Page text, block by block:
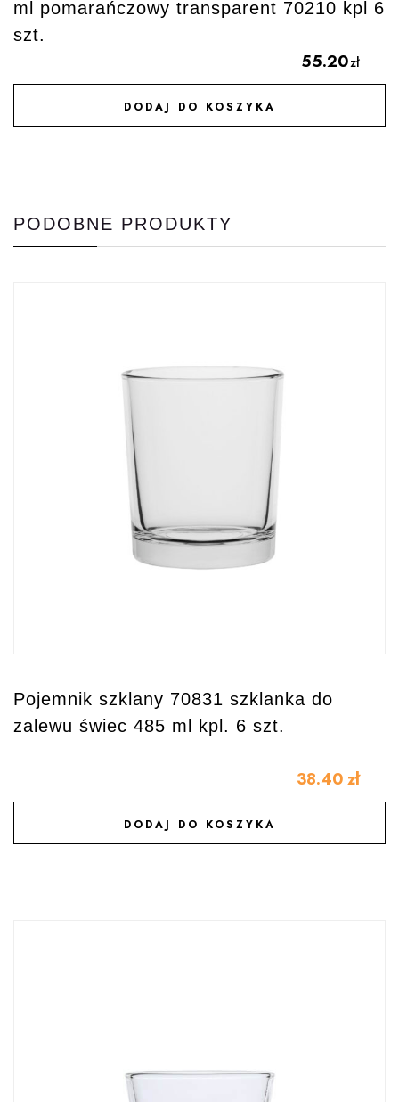
ml pomarańczowy transparent 70210 kpl 6
szt.
55.20zł
DODAJ DO KOSZYKA
DODAJ DO ULUBIONYCH
PODOBNE PRODUKTY
Pojemnik szklany 70831 szklanka do
zalewu świec 485 ml kpl. 6 szt.
38.40 zł
DODAJ DO KOSZYKA
DODAJ DO ULUBIONYCH